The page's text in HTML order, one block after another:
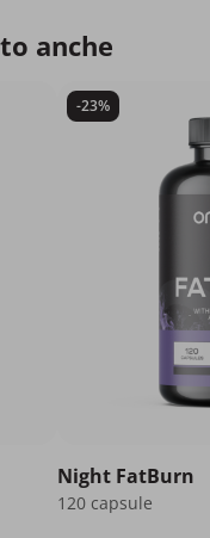
anche
-23%
Night FatBurn
120 capsule